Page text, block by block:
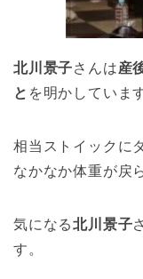
北川景子さんは産
と を明かしていま
相当ストイックに
なかなか体重が戻
気になる北川景子
す。